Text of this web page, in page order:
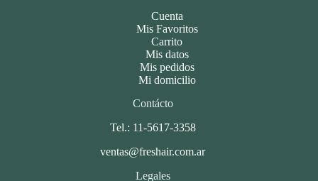
Cuenta
Mis Favoritos
Carrito
Mis datos
Mis pedidos
Mi domicilio
Contácto
Tel.: 11-5617-3358
ventas@freshair.com.ar
Legales